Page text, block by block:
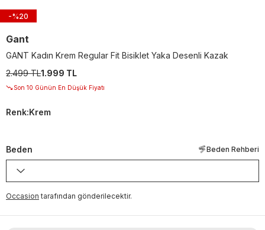
-%20
Gant
GANT Kadın Krem Regular Fit Bisiklet Yaka Desenli Kazak
2.499 TL1.999 TL
Son 10 Günün En Düşük Fiyatı
Renk:Krem
Beden Beden Rehberi
Occasion tarafından gönderilecektir.